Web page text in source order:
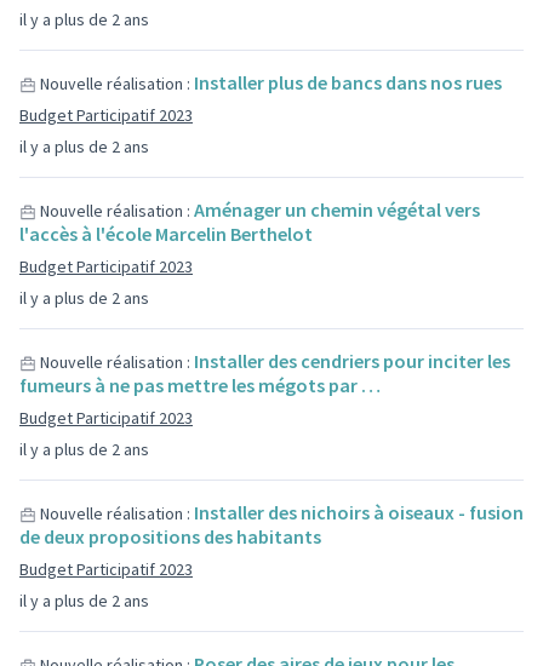
il y a plus de 2 ans
il y a plus de 2 ans
Nouvelle réalisation : Installer plus de bancs dans nos rues
Budget Participatif 2023
il y a plus de 2 ans
Nouvelle réalisation : Aménager un chemin végétal vers
l'accès à l'école Marcelin Berthelot
Budget Participatif 2023
il y a plus de 2 ans
Nouvelle réalisation : Installer des cendriers pour inciter les
fumeurs à ne pas mettre les mégots par …
Budget Participatif 2023
il y a plus de 2 ans
Nouvelle réalisation : Installer des nichoirs à oiseaux - fusion
de deux propositions des habitants
Budget Participatif 2023